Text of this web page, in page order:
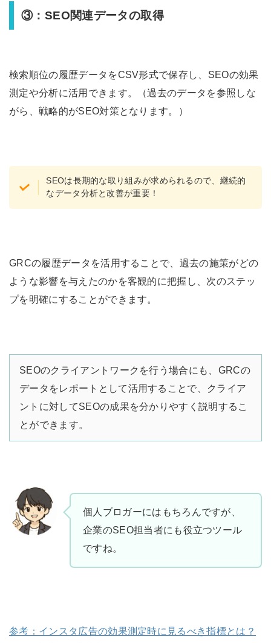
③：SEO関連データの取得
検索順位の履歴データをCSV形式で保存し、SEOの効果
測定や分析に活用できます。（過去のデータを参照しな
がら、戦略的がSEO対策となります。）
SEOは長期的な取り組みが求められるので、継続的
なデータ分析と改善が重要！
GRCの履歴データを活用することで、過去の施策がどの
ような影響を与えたのかを客観的に把握し、次のステッ
プを明確にすることができます。
SEOのクライアントワークを行う場合にも、GRCの
データをレポートとして活用することで、クライア
ントに対してSEOの成果を分かりやすく説明するこ
とができます。
個人ブロガーにはもちろんですが、
企業のSEO担当者にも役立つツール
ですね。
参考：インスタ広告の効果測定時に見るべき指標とは？